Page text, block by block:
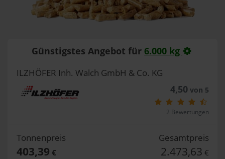
Günstigstes Angebot für 6.000 kg
ILZHÖFER Inh. Walch GmbH & Co. KG
4,50 von 5
2 Bewertungen
Tonnenpreis
403,39 €
Gesamtpreis
2.473,63 €